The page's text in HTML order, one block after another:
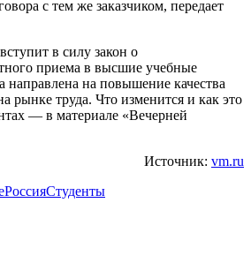
с тем же заказчиком, передает
в силу закон о
приема в высшие учебные
направлена на повышение качества
рынке труда. Что изменится и как это
— в материале «Вечерней
Источник: vm.ru
РоссияСтуденты